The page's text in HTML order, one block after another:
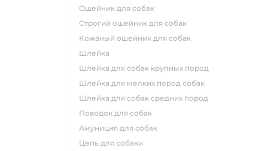
ошейник для собак
строгий ошейник для собак
кожаный ошейник для собак
шлейка
шлейка для собак крупных пород
шлейка для мелких пород собак
шлейка для собак средних пород
поводок для собак
амуниция для собак
цепь для собаки